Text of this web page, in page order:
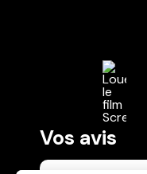
Vos avis